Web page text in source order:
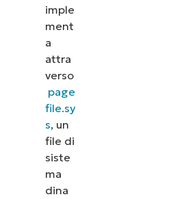
imple
ment
a
attra
verso
page
file.sy
s, un
file di
siste
ma
dina